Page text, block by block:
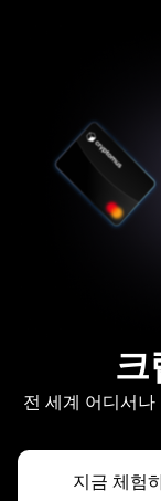
크
전 세계 어디서
지금 체험